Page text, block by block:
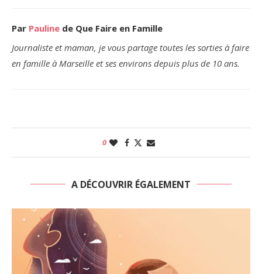
Par Pauline de Que Faire en Famille
Journaliste et maman, je vous partage toutes les sorties à faire
en famille à Marseille et ses environs depuis plus de 10 ans.
0
A DÉCOUVRIR ÉGALEMENT